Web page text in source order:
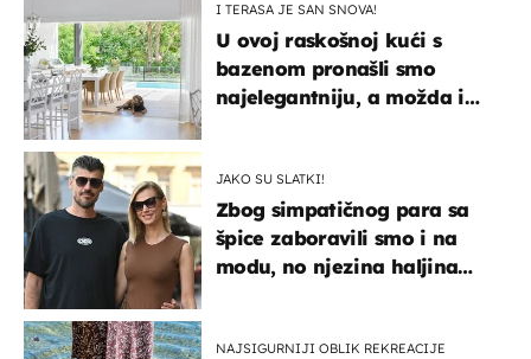
I TERASA JE SAN SNOVA!
U ovoj raskošnoj kući s
bazenom pronašli smo
najelegantniju, a možda i
JAKO SU SLATKI!
Zbog simpatičnog para sa
špice zaboravili smo i na
modu, no njezina haljina
NAJSIGURNIJI OBLIK REKREACIJE